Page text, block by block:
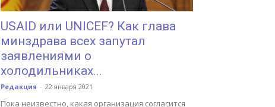
USAID или UNICEF? Как глава
минздрава всех запутал
заявлениями о
холодильниках...
Редакция - 22 января 2021
Пока неизвестно, какая организация согласится